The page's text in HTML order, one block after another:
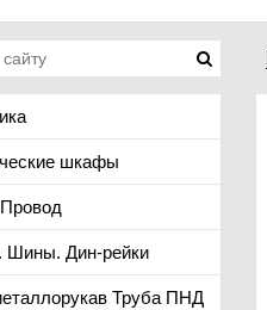
шкафы
Шины. Дин-рейки
Труба ПНД